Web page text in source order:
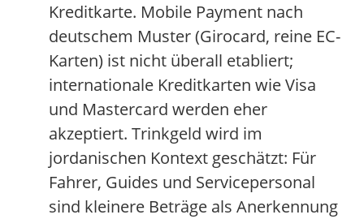
Kreditkarte. Mobile Payment nach
deutschem Muster (Girocard, reine EC-
Karten) ist nicht überall etabliert;
internationale Kreditkarten wie Visa
und Mastercard werden eher
akzeptiert. Trinkgeld wird im
jordanischen Kontext geschätzt: Für
Fahrer, Guides und Servicepersonal
sind kleinere Beträge als Anerkennung